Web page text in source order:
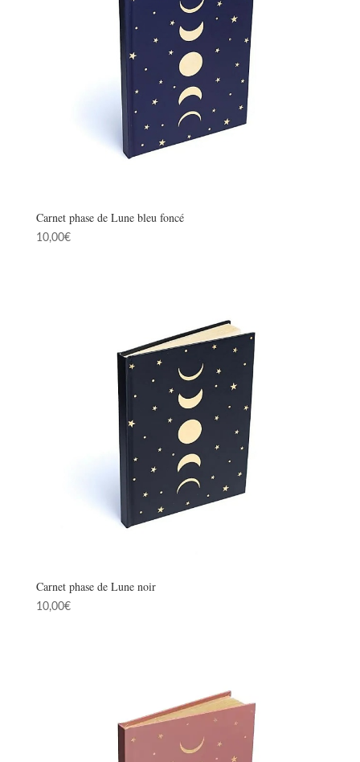
Carnet phase de Lune bleu foncé
10,00€
Carnet phase de Lune noir
10,00€